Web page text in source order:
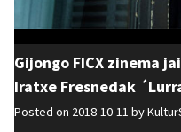
Gijongo FICX zinema
Iratxe Fresnedak
Posted on 2018-10-11 by